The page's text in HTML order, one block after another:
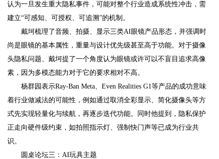
认为一旦发生重大隐私事件，可能对整个行业造成系统性冲击，需
建立“可感知、可授权、可追溯”的机制。
戴坷梳理了音频、拍摄、显示三类AI眼镜产品形态，并强调时
尚是眼镜的基本属性，重量与设计优先级甚至高于功能。对于摄像
头隐私问题、戴坷提了一个角度认为眼镜或许可以不盲目追求高像
素，因为多模态能力对于它的要求相对不高。
杨群园表示Ray-Ban Meta、Even Realities G1等产品的成功意味
着行业做减法的可能性，例如通过取消全彩显示、简化摄像头等方
式先实现轻量化与续航，再逐步迭代功能。同时他提到，隐私保护
正走向硬件级约束，如拍照指示灯、强制快门声等已成为行业共
识。
圆桌论坛三：AI玩具主题